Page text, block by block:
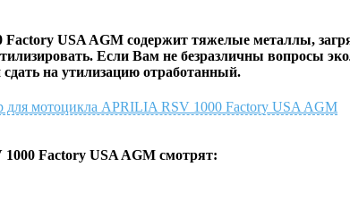
Factory USA AGM содержит тяжелые металлы,
Если Вам не безразличны вопросы
сдать на утилизацию отработанный.
для мотоцикла APRILIA RSV 1000 Factory USA AGM
Factory USA AGM смотрят: